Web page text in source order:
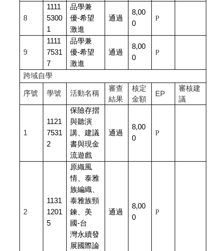
8
1111
5300
1
品學兼
優-希望
激進
通過
8,00
0
P
9
1111
7531
7
品學兼
優-希望
激進
通過
8,00
0
P
跨域自學
序號 學號 活動名稱
審查
結果
核定
金額
EP
審核建
議
1
1121
7531
2
保險存摺
與聽演
講、建議
書與現金
流遊戲
通過
8,00
0
P
2
1131
1201
5
原織風
情、泰雅
族編織、
泰雅族頸
鍊、美
國-台
灣永續發
展國際論
通過
8,00
0
P